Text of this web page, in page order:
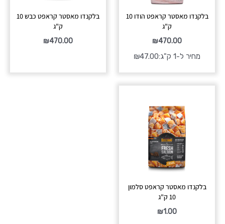
בלקנדו מאסטר קראפט הודו 10
ק"ג
₪470.00
מחיר ל-1 ק"ג: ₪47.00
בלקנדו מאסטר קראפט כבש 10
ק"ג
₪470.00
בלקנדו מאסטר קראפט סלמון
10 ק"ג
₪1.00